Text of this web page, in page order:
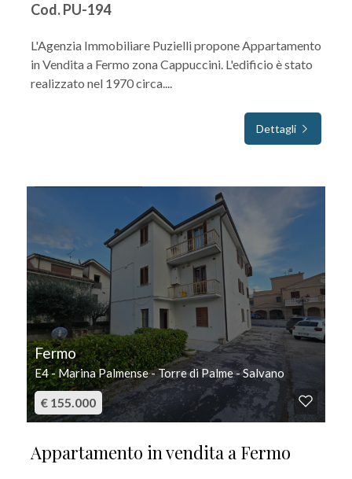
Cod. PU-194
L'Agenzia Immobiliare Puzielli propone Appartamento
in Vendita a Fermo zona Cappuccini. L'edificio è stato
realizzato nel 1970 circa....
Dettagli
Fermo
E4 - Marina Palmense - Torre di Palme - Salvano
€ 155.000
Appartamento in vendita a Fermo